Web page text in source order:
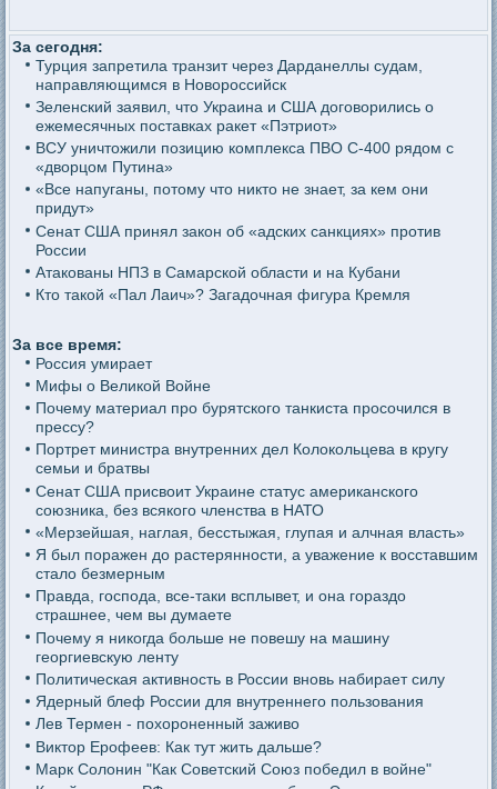
За сегодня:
Турция запретила транзит через Дарданеллы судам,
направляющимся в Новороссийск
Зеленский заявил, что Украина и США договорились о
ежемесячных поставках ракет «Пэтриот»
ВСУ уничтожили позицию комплекса ПВО С-400 рядом с
«дворцом Путина»
«Все напуганы, потому что никто не знает, за кем они
придут»
Сенат США принял закон об «адских санкциях» против
России
Атакованы НПЗ в Самарской области и на Кубани
Кто такой «Пал Лаич»? Загадочная фигура Кремля
За все время:
Россия умирает
Мифы о Великой Войне
Почему материал про бурятского танкиста просочился в
прессу?
Портрет министра внутренних дел Колокольцева в кругу
семьи и братвы
Сенат США присвоит Украине статус американского
союзника, без всякого членства в НАТО
«Мерзейшая, наглая, бесстыжая, глупая и алчная власть»
Я был поражен до растерянности, а уважение к восставшим
стало безмерным
Правда, господа, все-таки всплывет, и она гораздо
страшнее, чем вы думаете
Почему я никогда больше не повешу на машину
георгиевскую ленту
Политическая активность в России вновь набирает силу
Ядерный блеф России для внутреннего пользования
Лев Термен - похороненный заживо
Виктор Ерофеев: Как тут жить дальше?
Марк Солонин "Как Советский Союз победил в войне"